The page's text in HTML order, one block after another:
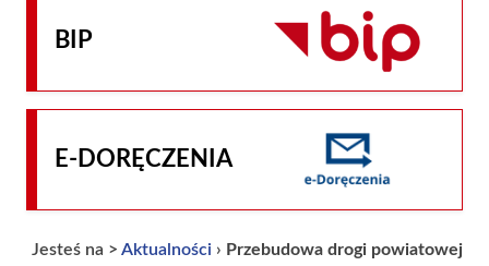
BIP
E-DORĘCZENIA
Jesteś na > Aktualności › Przebudowa drogi powiatowej